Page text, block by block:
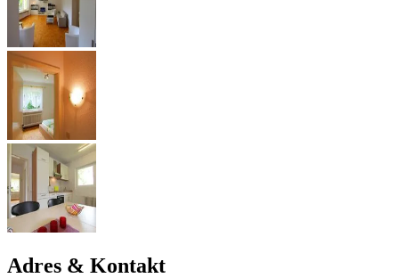
Adres & Kontakt